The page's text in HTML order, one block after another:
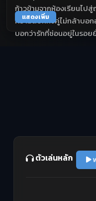
ก้าวข้ามจากห้องเรียนไป
ความลับที่ทั้งคู่ไม่กล้าบอก
บอกว่ารักที่ซ่อนอยู่ในรอย
แสดงเพิ่ม
ตัวเล่นหลัก